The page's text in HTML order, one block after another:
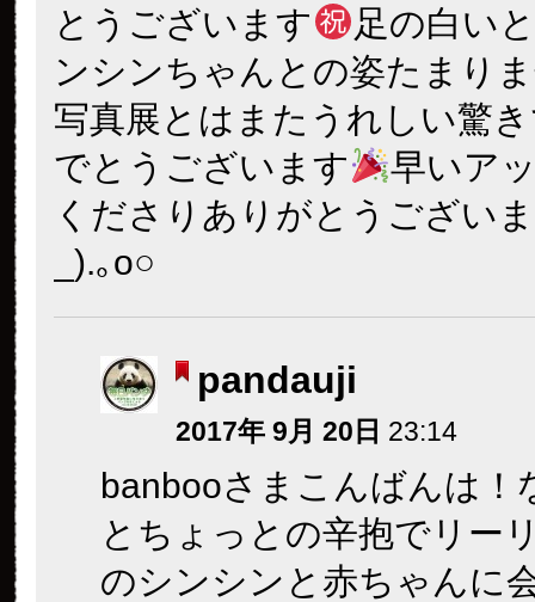
とうございます
足の白い
ンシンちゃんとの姿たまり
写真展とはまたうれしい驚
でとうございます
早いア
くださりありがとうござい
_).｡o○
pandauji
2017年 9月 20日 23:14
banbooさまこんばんは！
とちょっとの辛抱でリー
のシンシンと赤ちゃんに